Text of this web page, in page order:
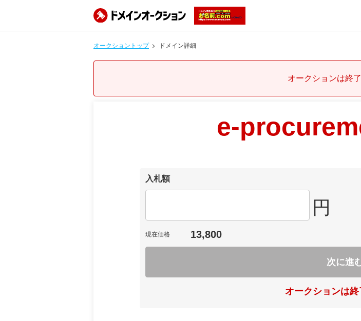
オークショントップ ドメイン詳細
オークションは終
e-
入札額
円
現在価格 13,800
次に進
オークションは